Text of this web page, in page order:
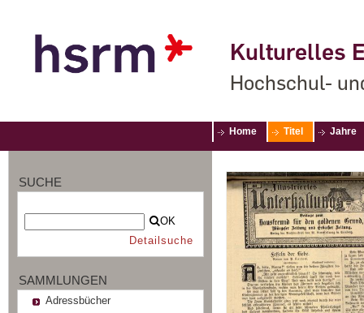
Kulturelles
Hochschul-
Home Titel Jahre
SUCHE
OK
Detailsuche
SAMMLUNGEN
Adressbücher